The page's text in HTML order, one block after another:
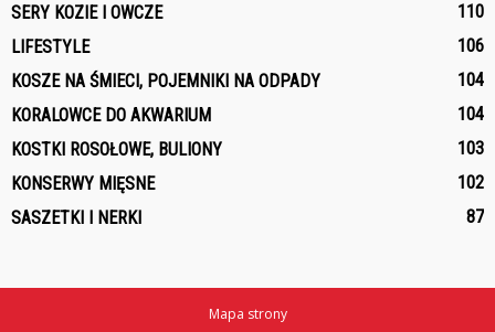
SERY KOZIE I OWCZE
110
LIFESTYLE
106
KOSZE NA ŚMIECI, POJEMNIKI NA ODPADY
104
KORALOWCE DO AKWARIUM
104
KOSTKI ROSOŁOWE, BULIONY
103
KONSERWY MIĘSNE
102
SASZETKI I NERKI
87
Mapa strony